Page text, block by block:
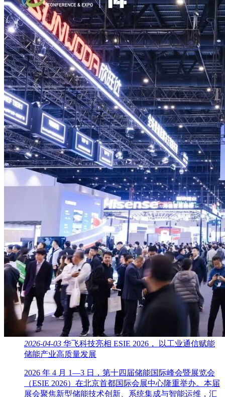
2026-04-03 华飞科技亮相 ESIE 2026， 以工业通信赋能
储能产业高质量发展
2026 年 4 月 1—3 日，第十四届储能国际峰会暨展览会
（ESIE 2026）在北京首都国际会展中心隆重举办。本届
展会聚焦新型储能技术创新、系统集成与智能运维，汇